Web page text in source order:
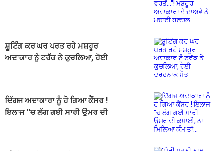
ਸ਼ੂਟਿੰਗ ਕਰ ਘਰ ਪਰਤ ਰਹੇ ਮਸ਼ਹੂਰ
ਅਦਾਕਾਰ ਨੂੰ ਟਰੱਕ ਨੇ ਕੁਚਲਿਆ, ਹੋਈ
ਦਿੱਗਜ ਅਦਾਕਾਰਾ ਨੂੰ ਹੋ ਗਿਆ ਕੈਂਸਰ !
ਇਲਾਜ ''ਚ ਲੱਗ ਗਈ ਸਾਰੀ ਉਮਰ ਦੀ